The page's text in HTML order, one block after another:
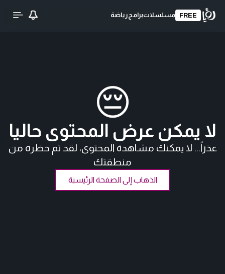
FREE مسلسلاتبرامج رياضة
😔
لا يمكن عرض المحتوى حاليا
عذراً... لا يمكنك مشاهدة المحتوى، لقد تم حظره من
منطقتك
الذهاب إلى الصفحة الرئيسية